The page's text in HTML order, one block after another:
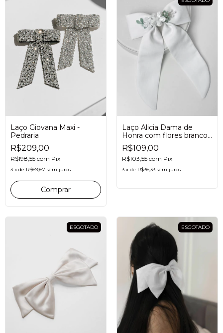
Laço Giovana Maxi -
Pedraria
R$209,00
R$198,55 com Pix
3 x de R$69,67 sem juros
Comprar
Laço Alicia Dama de
Honra com flores branco
e verde
R$109,00
R$103,55 com Pix
3 x de R$36,33 sem juros
ESGOTADO ESGOTADO